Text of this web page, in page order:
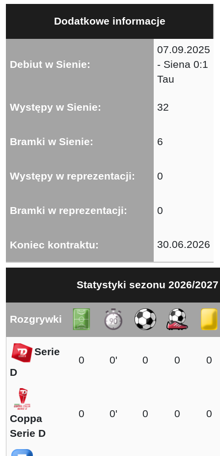
Dodatkowe informacje
Debiut w Sienie:
07.09.2025
- Siena 0:1
Tau
Występy w Sienie: 32
Bramki w Sienie: 6
Występy w reprezentacji: 0
Bramki w reprezentacji: 0
Koniec kontraktu: 30.06.2026
Statystyki sezonu 2026/2027
Rozgrywki
Serie
D
0 0' 0 0 0
Coppa
Serie D
0 0' 0 0 0